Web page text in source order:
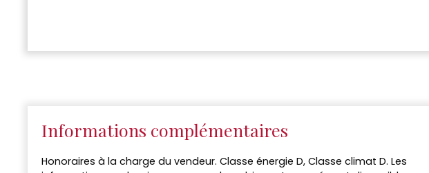
Informations complémentaires
Honoraires à la charge du vendeur. Classe énergie D, Classe climat D. Les